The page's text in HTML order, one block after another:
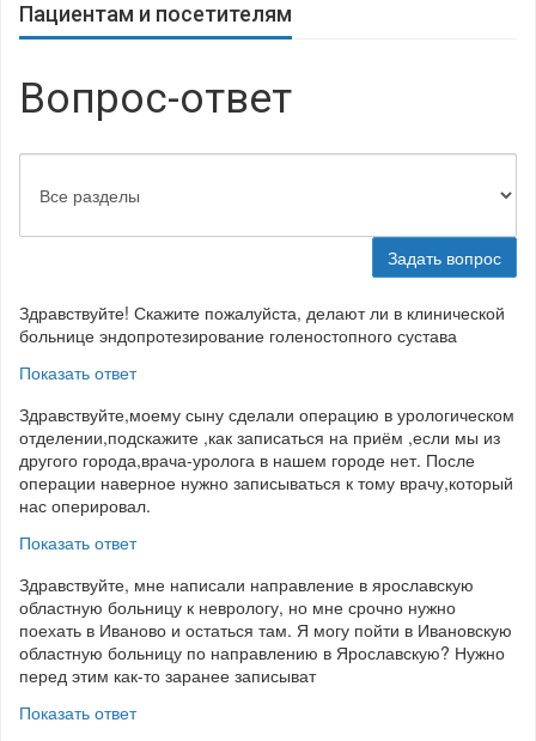
Пациентам и посетителям
Вопрос-ответ
Задать вопрос
Здравствуйте! Скажите пожалуйста, делают ли в клинической
больнице эндопротезирование голеностопного сустава
Показать ответ
Здравствуйте,моему сыну сделали операцию в урологическом
отделении,подскажите ,как записаться на приём ,если мы из
другого города,врача-уролога в нашем городе нет. После
операции наверное нужно записываться к тому врачу,который
нас оперировал.
Показать ответ
Здравствуйте, мне написали направление в ярославскую
областную больницу к неврологу, но мне срочно нужно
поехать в Иваново и остаться там. Я могу пойти в Ивановскую
областную больницу по направлению в Ярославскую? Нужно
перед этим как-то заранее записыват
Показать ответ